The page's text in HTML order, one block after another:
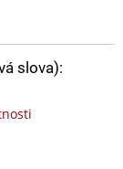
slova):